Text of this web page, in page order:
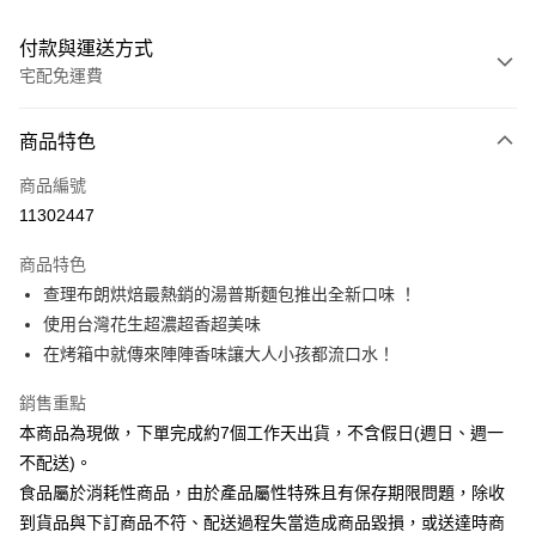
付款與運送方式
宅配免運費
全家線上支付
運送方式
冷凍本島宅配
免運費
離島宅配-冷凍商品
免運費
商品特色
商品編號
11302447
商品特色
查理布朗烘焙最熱銷的湯普斯麵包推出全新口味 ！
使用台灣花生超濃超香超美味
在烤箱中就傳來陣陣香味讓大人小孩都流口水！
銷售重點
本商品為現做，下單完成約7個工作天出貨，不含假日(週日、週一
不配送)。
食品屬於消耗性商品，由於產品屬性特殊且有保存期限問題，除收
到貨品與下訂商品不符、配送過程失當造成商品毀損，或送達時商